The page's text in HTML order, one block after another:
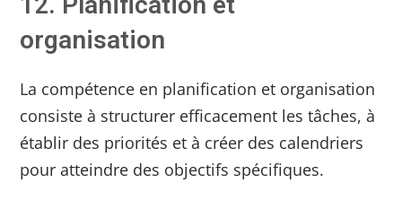
organisation
La compétence en planification et organisation
consiste à structurer efficacement les tâches, à
établir des priorités et à créer des calendriers
pour atteindre des objectifs spécifiques.